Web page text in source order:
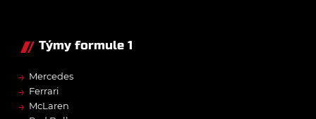
Týmy formule 1
→ Mercedes
→ Ferrari
→ McLaren